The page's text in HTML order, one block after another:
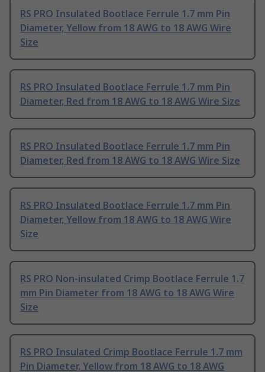
RS PRO Insulated Bootlace Ferrule 1.7 mm Pin
Diameter, Yellow from 18 AWG to 18 AWG Wire
Size
RS PRO Insulated Bootlace Ferrule 1.7 mm Pin
Diameter, Red from 18 AWG to 18 AWG Wire Size
RS PRO Insulated Bootlace Ferrule 1.7 mm Pin
Diameter, Red from 18 AWG to 18 AWG Wire Size
RS PRO Insulated Bootlace Ferrule 1.7 mm Pin
Diameter, Yellow from 18 AWG to 18 AWG Wire
Size
RS PRO Non-insulated Crimp Bootlace Ferrule 1.7
mm Pin Diameter from 18 AWG to 18 AWG Wire
Size
RS PRO Insulated Crimp Bootlace Ferrule 1.7 mm
Pin Diameter, Yellow from 18 AWG to 18 AWG